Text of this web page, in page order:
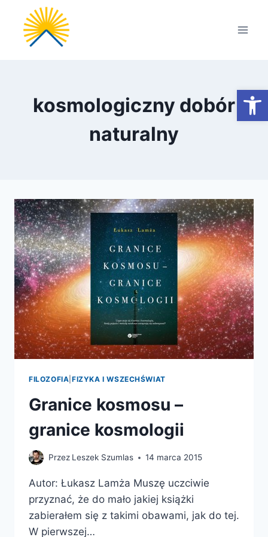
Przejdź
treści
kosmologiczny dobór
naturalny
FILOZOFIA FIZYKA I WSZECHŚWIAT
Granice kosmosu –
granice kosmologii
Przez Leszek Szumlas 14 marca 2015
Autor: Łukasz Lamża Muszę uczciwie
przyznać, że do mało jakiej książki
zabierałem się z takimi obawami, jak do tej.
W pierwszej…